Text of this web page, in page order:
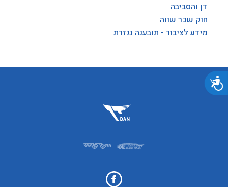
נגישות
דן והסביבה
חוק שכר שווה
מידע לציבור - תובענה נגזרת